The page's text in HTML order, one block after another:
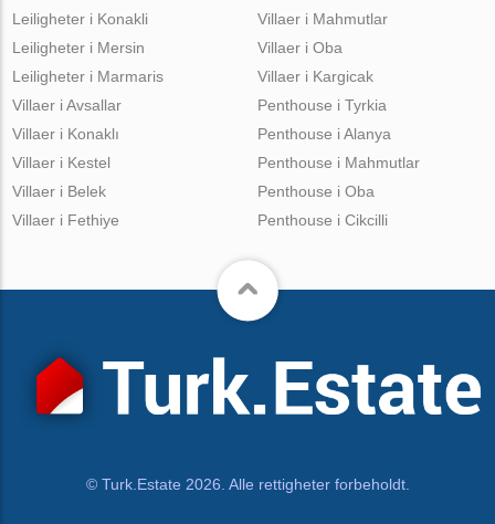
Leiligheter i Konakli
Leiligheter i Mersin
Leiligheter i Marmaris
Villaer i Mahmutlar
Villaer i Oba
Villaer i Kargicak
Villaer i Avsallar
Villaer i Konaklı
Villaer i Kestel
Villaer i Belek
Villaer i Fethiye
Penthouse i Tyrkia
Penthouse i Alanya
Penthouse i Mahmutlar
Penthouse i Oba
Penthouse i Cikcilli
© Turk.Estate 2026. Alle rettigheter forbeholdt.